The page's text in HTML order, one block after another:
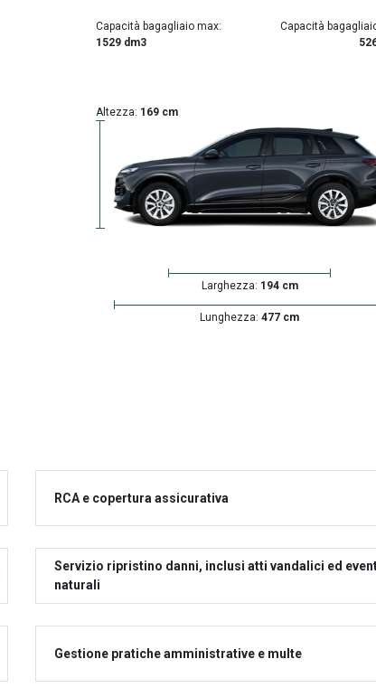
Capacità bagagliaio max:
1529 dm3
Capacità
Altezza: 169 cm
Larghezza: 194 cm
Lunghezza: 477 cm
RCA e copertura assicurativa
Servizio ripristino danni, inclusi atti vandalici ed
naturali
Gestione pratiche amministrative e multe